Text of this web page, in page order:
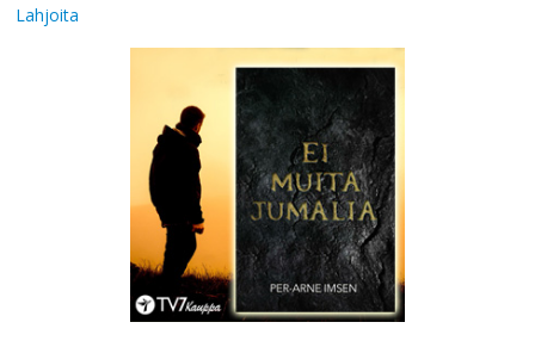
Lahjoita